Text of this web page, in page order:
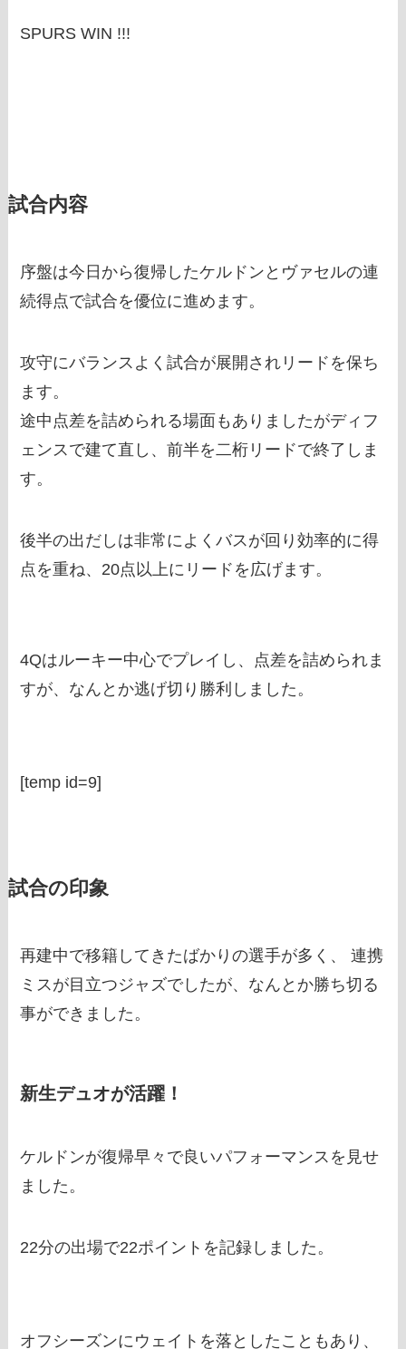
SPURS WIN !!!
試合内容
序盤は今日から復帰したケルドンとヴァセルの連
続得点で試合を優位に進めます。
攻守にバランスよく試合が展開されリードを保ち
ます。
途中点差を詰められる場面もありましたがディフ
ェンスで建て直し、前半を二桁リードで終了しま
す。
後半の出だしは非常によくバスが回り効率的に得
点を重ね、20点以上にリードを広げます。
4Qはルーキー中心でプレイし、点差を詰められま
すが、なんとか逃げ切り勝利しました。
[temp id=9]
試合の印象
再建中で移籍してきたばかりの選手が多く、 連携
ミスが目立つジャズでしたが、なんとか勝ち切る
事ができました。
新生デュオが活躍！
ケルドンが復帰早々で良いパフォーマンスを見せ
ました。
22分の出場で22ポイントを記録しました。
オフシーズンにウェイトを落としたこともあり、